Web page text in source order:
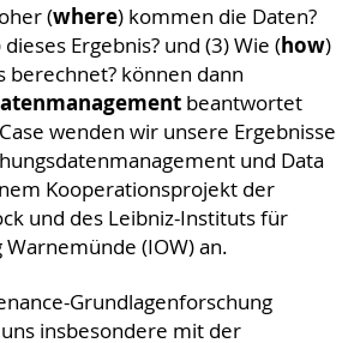
(where) kommen die Daten?
dieses Ergebnis? und (3) Wie (how)
berechnet? können dann
beantwortet
wenden wir unsere Ergebnisse
und Data
Kooperationsprojekt der
und des Leibniz-Instituts für
(IOW) an.
Grundlagenforschung
insbesondere mit der